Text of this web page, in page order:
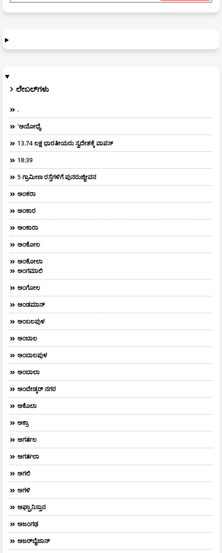
ಲೇಬಲ್‌ಗಳು
.
'ಅಯೋಧ್ಯೆ
13.74 ಲಕ್ಷ ಭಾರತೀಯರು ಸ್ವದೇಶಕ್ಕೆ ವಾಪಸ್
18:39
5 ಗ್ರಾಮೀಣ ರಸ್ತೆಗಳಿಗೆ ಪುನರುಜ್ಜೀವನ
ಅಂಕರಾ
ಅಂಕಾರ
ಅಂಕಾರಾ
ಅಂಕೋಲ
ಅಂಕೋಲಾ
ಅಂಗಮಾಲಿ
ಅಂಗೋಲ
ಅಂಡಮಾನ್
ಅಂಬಲಪುಳ
ಅಂಬಾಲ
ಅಂಬಾಲಪುಳ
ಅಂಬಾಲಾ
ಅಂಬೇಡ್ಕರ್‌ ನಗರ
ಅಕೊಲಾ
ಅಕ್ರಾ
ಅಗರ್ತಲ
ಅಗರ್ತಲಾ
ಅಗಲಿ
ಅಗಳಿ
ಅಘ್ಘಾನಿಸ್ತಾನ
ಅಜಂಗಢ
ಅಜರ್‌ಬೈಜಾನ್